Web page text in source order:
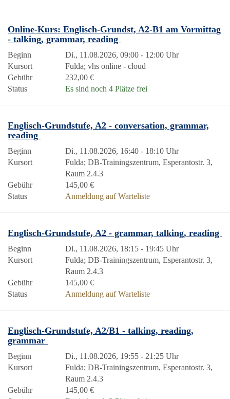
Online-Kurs: Englisch-Grundst, A2-B1 am Vormittag
- talking, grammar, reading
Beginn
Di., 11.08.2026, 09:00 - 12:00 Uhr
Kursort
Fulda; vhs online - cloud
Gebühr
232,00 €
Status
Es sind noch 4 Plätze frei
Englisch-Grundstufe, A2 - conversation, grammar,
reading
Beginn
Di., 11.08.2026, 16:40 - 18:10 Uhr
Kursort
Fulda; DB-Trainingszentrum, Esperantostr. 3,
Raum 2.4.3
Gebühr
145,00 €
Status
Anmeldung auf Warteliste
Englisch-Grundstufe, A2 - grammar, talking, reading
Beginn
Di., 11.08.2026, 18:15 - 19:45 Uhr
Kursort
Fulda; DB-Trainingszentrum, Esperantostr. 3,
Raum 2.4.3
Gebühr
145,00 €
Status
Anmeldung auf Warteliste
Englisch-Grundstufe, A2/B1 - talking, reading,
grammar
Beginn
Di., 11.08.2026, 19:55 - 21:25 Uhr
Kursort
Fulda; DB-Trainingszentrum, Esperantostr. 3,
Raum 2.4.3
Gebühr
145,00 €